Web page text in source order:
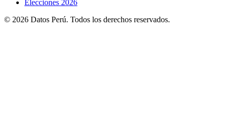
Elecciones 2026
© 2026 Datos Perú. Todos los derechos reservados.